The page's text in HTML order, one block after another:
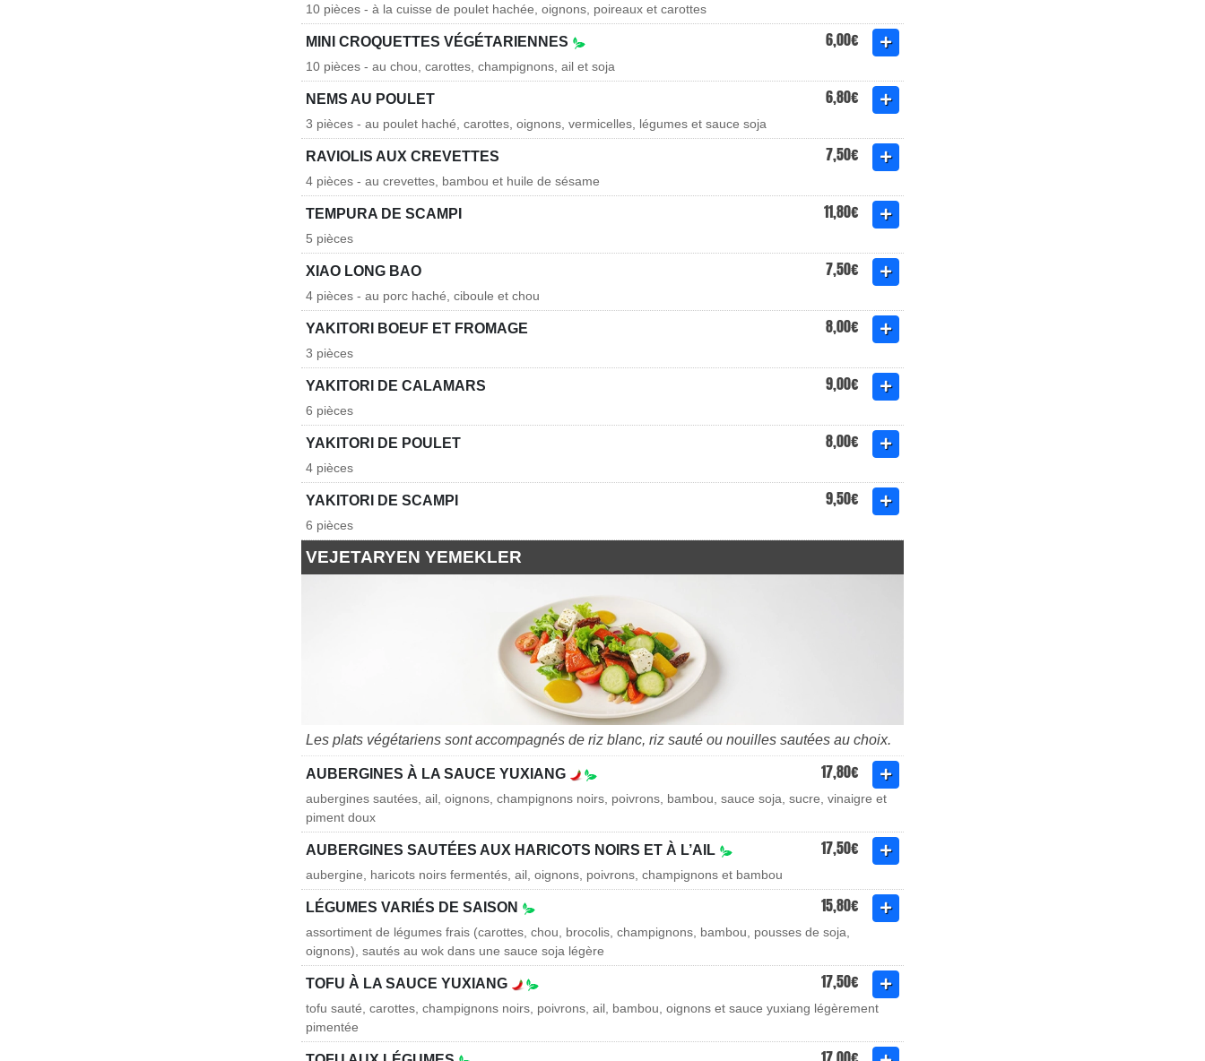
10 pièces - à la cuisse de poulet hachée, oignons, poireaux et carottes
MINI CROQUETTES VÉGÉTARIENNES 6,00€
10 pièces - au chou, carottes, champignons, ail et soja
NEMS AU POULET 6,80€
3 pièces - au poulet haché, carottes, oignons, vermicelles, légumes et sauce soja
RAVIOLIS AUX CREVETTES 7,50€
4 pièces - au crevettes, bambou et huile de sésame
TEMPURA DE SCAMPI 11,80€
5 pièces
XIAO LONG BAO 7,50€
4 pièces - au porc haché, ciboule et chou
YAKITORI BOEUF ET FROMAGE 8,00€
3 pièces
YAKITORI DE CALAMARS 9,00€
6 pièces
YAKITORI DE POULET 8,00€
4 pièces
YAKITORI DE SCAMPI 9,50€
6 pièces
VEJETARYEN YEMEKLER
Les plats végétariens sont accompagnés de riz blanc, riz sauté ou nouilles sautées au choix.
AUBERGINES À LA SAUCE YUXIANG 17,80€
aubergines sautées, ail, oignons, champignons noirs, poivrons, bambou, sauce soja, sucre, vinaigre et
piment doux
AUBERGINES SAUTÉES AUX HARICOTS NOIRS ET À L’AIL 17,50€
aubergine, haricots noirs fermentés, ail, oignons, poivrons, champignons et bambou
LÉGUMES VARIÉS DE SAISON 15,80€
assortiment de légumes frais (carottes, chou, brocolis, champignons, bambou, pousses de soja,
oignons), sautés au wok dans une sauce soja légère
TOFU À LA SAUCE YUXIANG 17,50€
tofu sauté, carottes, champignons noirs, poivrons, ail, bambou, oignons et sauce yuxiang légèrement
pimentée